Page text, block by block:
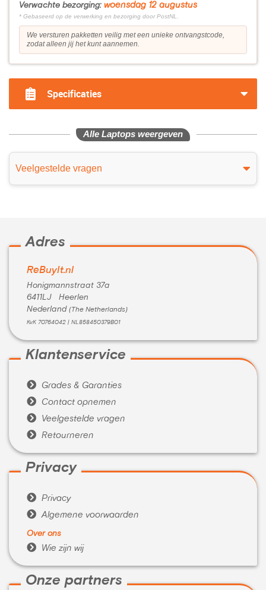
Verwachte bezorging: woensdag 12 augustus
* Gebaseerd op de verwerking en bezorging door PostNL.
We versturen pakketten veilig met een unieke ontvangstcode,
zodat alleen jij het kunt aannemen.
Specificaties
Alle Laptops weergeven
Veelgestelde vragen
Adres
ReBuyIt.nl
Honigmannstraat 37a
6411LJ Heerlen
Nederland (The Netherlands)
KvK 70764042 | NL858450379B01
Klantenservice
 Grades & Garanties
 Contact opnemen
 Veelgestelde vragen
 Retourneren
Privacy
 Privacy
 Algemene voorwaarden
Over ons
 Wie zijn wij
Onze partners